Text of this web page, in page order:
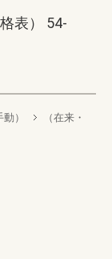
表） 54-
）
（在来・